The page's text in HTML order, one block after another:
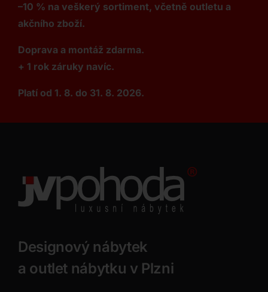
–10 % na veškerý sortiment, včetně outletu a
akčního zboží.
Doprava a montáž zdarma.
+ 1 rok záruky navíc.
Platí od 1. 8. do 31. 8. 2026.
Designový nábytek
a outlet nábytku v Plzni